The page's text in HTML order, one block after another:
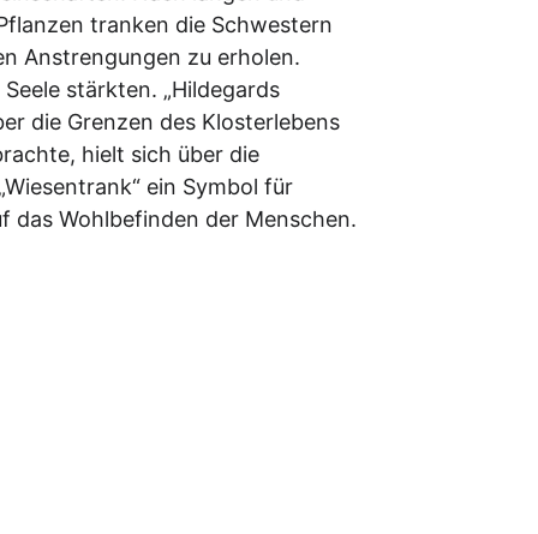
tranken die Schwestern
Anstrengungen zu erholen.
stärkten. „Hildegards
die Grenzen des Klosterlebens
hielt sich über die
ein Symbol für
das Wohlbefinden der Menschen.